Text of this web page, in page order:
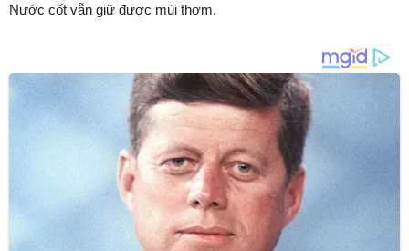
Nước cốt vẫn giữ được mùi thơm.